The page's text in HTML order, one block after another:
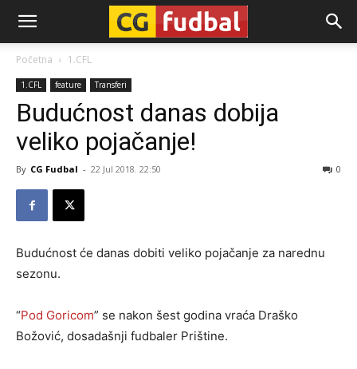
CG-
Fudbal
Početna 1.CFL
1.CFL feature Transferi
Budućnost danas dobija
veliko pojačanje!
By CG Fudbal - 22 Jul 2018. 22:50 0
Budućnost će danas dobiti veliko pojačanje za narednu
sezonu.
“Pod Goricom” se nakon šest godina vraća Draško
Božović, dosadašnji fudbaler Prištine.